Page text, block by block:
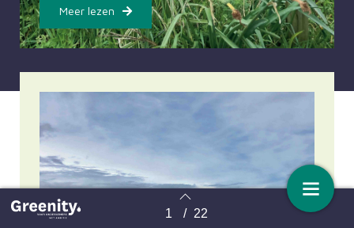
Terug naar overzicht 1 / 22
Meer lezen